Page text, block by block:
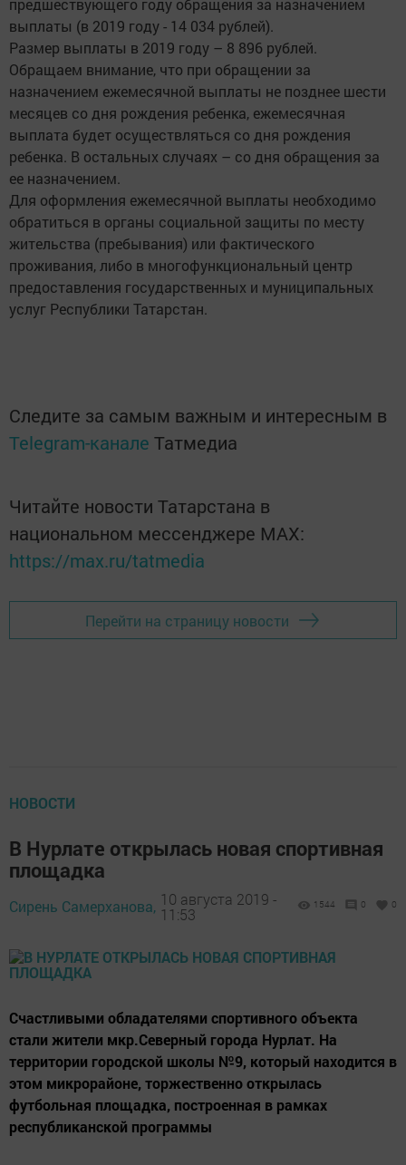
предшествующего году обращения за назначением
выплаты (в 2019 году - 14 034 рублей).
Размер выплаты в 2019 году – 8 896 рублей.
Обращаем внимание, что при обращении за
назначением ежемесячной выплаты не позднее шести
месяцев со дня рождения ребенка, ежемесячная
выплата будет осуществляться со дня рождения
ребенка. В остальных случаях – со дня обращения за
ее назначением.
Для оформления ежемесячной выплаты необходимо
обратиться в органы социальной защиты по месту
жительства (пребывания) или фактического
проживания, либо в многофункциональный центр
предоставления государственных и муниципальных
услуг Республики Татарстан.
Следите за самым важным и интересным в
Telegram-канале Татмедиа
Читайте новости Татарстана в
национальном мессенджере MАХ:
https://max.ru/tatmedia
Перейти на страницу новости
НОВОСТИ
В Нурлате открылаcь новая спортивная
площадка
Сирень Самерханова, 10 августа 2019 -
11:53
1544 0 0
Счастливыми обладателями спортивного объекта
стали жители мкр.Северный города Нурлат. На
территории городской школы №9, который находится в
этом микрорайоне, торжественно открылась
футбольная площадка, построенная в рамках
республиканской программы